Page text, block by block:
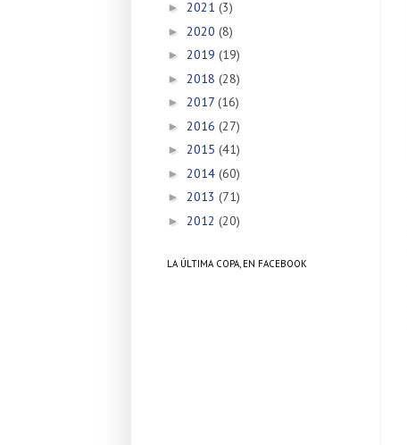
► 2021 (3)
► 2020 (8)
► 2019 (19)
► 2018 (28)
► 2017 (16)
► 2016 (27)
► 2015 (41)
► 2014 (60)
► 2013 (71)
► 2012 (20)
LA ÚLTIMA COPA, EN FACEBOOK